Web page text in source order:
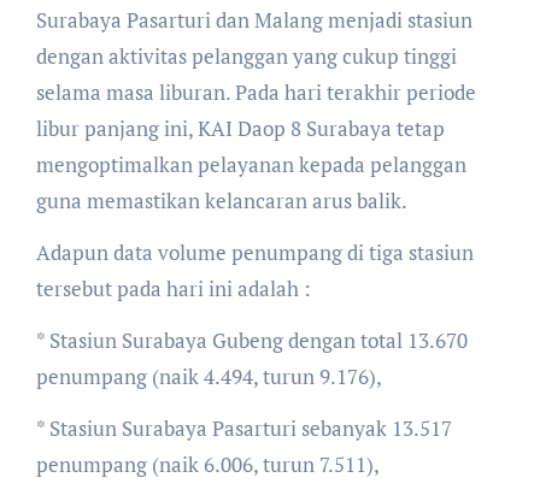
Surabaya Pasarturi dan Malang menjadi stasiun
dengan aktivitas pelanggan yang cukup tinggi
selama masa liburan. Pada hari terakhir periode
libur panjang ini, KAI Daop 8 Surabaya tetap
mengoptimalkan pelayanan kepada pelanggan
guna memastikan kelancaran arus balik.
Adapun data volume penumpang di tiga stasiun
tersebut pada hari ini adalah :
* Stasiun Surabaya Gubeng dengan total 13.670
penumpang (naik 4.494, turun 9.176),
* Stasiun Surabaya Pasarturi sebanyak 13.517
penumpang (naik 6.006, turun 7.511),